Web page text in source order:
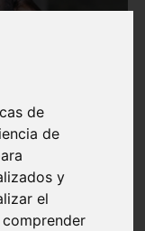
de
de
y
el
Utilizarán
alimentos